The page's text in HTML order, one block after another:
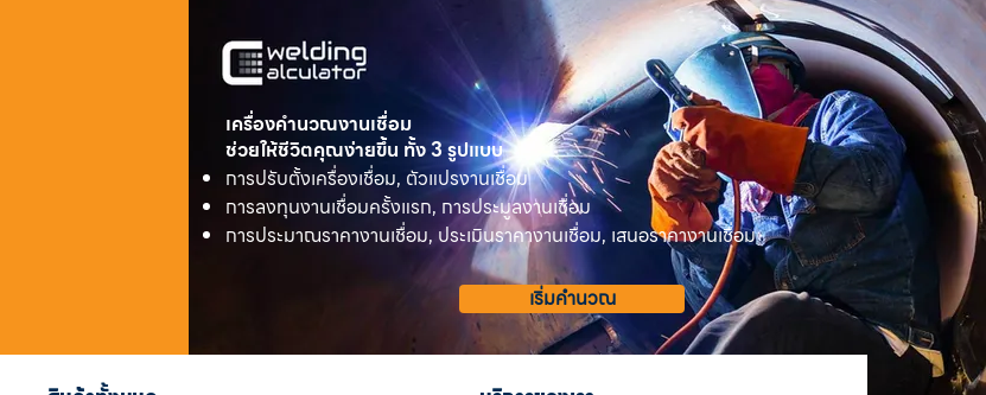
เครื่องคำนวณงานเชื่อม
ช่วยให้ชีวิตคุณง่ายขึ้น ทั้ง 3 รูปแบบ
การปรับตั้งเครื่องเชื่อม, ตัวแปรงานเชื่อม
การลงทุนงานเชื่อมครั้งแรก, การประมูลงานเชื่อม
การประมาณราคางานเชื่อม, ประเมินราคางานเชื่อม, เสนอราคางานเชื่อม
เริ่มคำนวณ